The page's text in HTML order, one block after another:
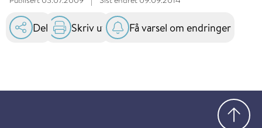
Del Skriv ut Få varsel om endringer